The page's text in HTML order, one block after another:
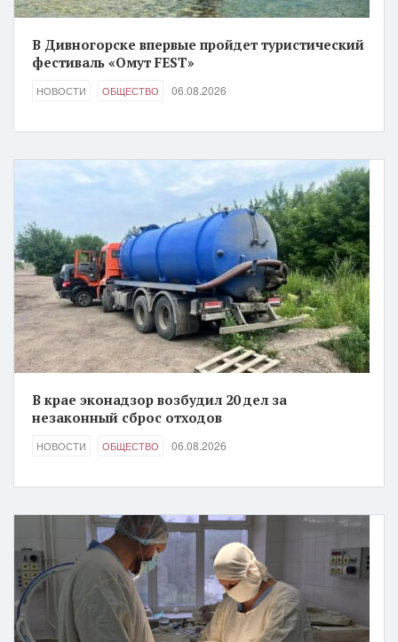
В Дивногорске впервые пройдет туристический
фестиваль «Омут FEST»
НОВОСТИ ОБЩЕСТВО 06.08.2026
В крае эконадзор возбудил 20 дел за
незаконный сброс отходов
НОВОСТИ ОБЩЕСТВО 06.08.2026